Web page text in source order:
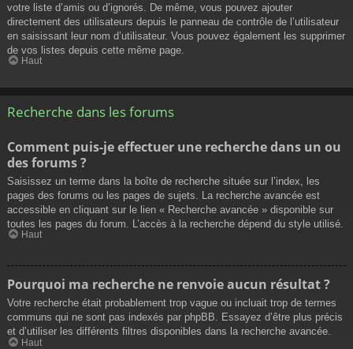
votre liste d’amis ou d’ignorés. De même, vous pouvez ajouter
directement des utilisateurs depuis le panneau de contrôle de l’utilisateur
en saisissant leur nom d’utilisateur. Vous pouvez également les supprimer
de vos listes depuis cette même page.
Haut
Recherche dans les forums
Comment puis-je effectuer une recherche dans un ou
des forums ?
Saisissez un terme dans la boîte de recherche située sur l’index, les
pages des forums ou les pages de sujets. La recherche avancée est
accessible en cliquant sur le lien « Recherche avancée » disponible sur
toutes les pages du forum. L’accès à la recherche dépend du style utilisé.
Haut
Pourquoi ma recherche ne renvoie aucun résultat ?
Votre recherche était probablement trop vague ou incluait trop de termes
communs qui ne sont pas indexés par phpBB. Essayez d’être plus précis
et d’utiliser les différents filtres disponibles dans la recherche avancée.
Haut